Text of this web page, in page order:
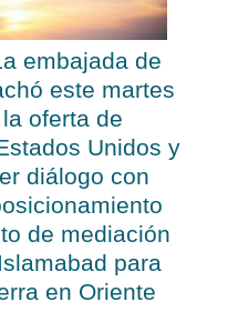
embajada de
este martes
oferta de
Unidos y
diálogo con
de mediación
para
en Oriente